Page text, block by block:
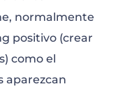
normalmente
positivo (crear
como el
aparezcan